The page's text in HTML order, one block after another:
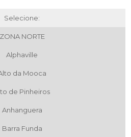
Selecione:
ZONA NORTE
Alphaville
da Mooca
de Pinheiros
Anhanguera
Barra Funda